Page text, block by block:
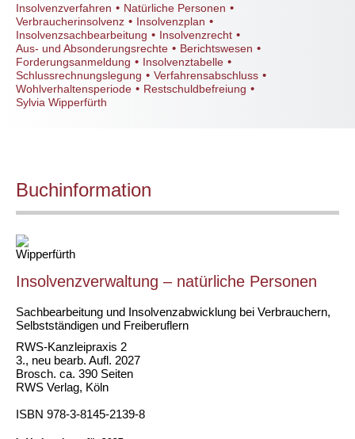
Insolvenzverfahren • Natürliche Personen •
Verbraucherinsolvenz • Insolvenzplan •
Insolvenzsachbearbeitung • Insolvenzrecht •
Aus- und Absonderungsrechte • Berichtswesen •
Forderungsanmeldung • Insolvenztabelle •
Schlussrechnungslegung • Verfahrensabschluss •
Wohlverhaltensperiode • Restschuldbefreiung •
Sylvia Wipperfürth
Buchinformation
Wipperfürth
Insolvenzverwaltung – natürliche Personen
Sachbearbeitung und Insolvenzabwicklung bei Verbrauchern,
Selbstständigen und Freiberuflern
RWS-Kanzleipraxis 2
3., neu bearb. Aufl. 2027
Brosch. ca. 390 Seiten
RWS Verlag, Köln
ISBN 978-3-8145-2139-8